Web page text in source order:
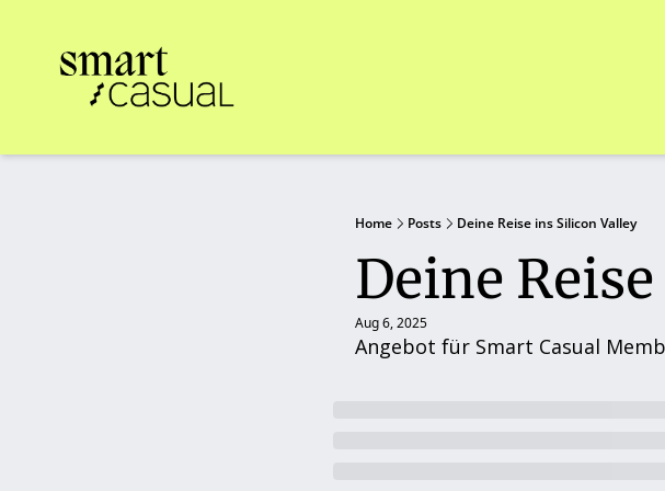
Home Posts Deine Reise ins Silicon Valley
Deine
Aug 6, 2025
Angebot für Smart Casual